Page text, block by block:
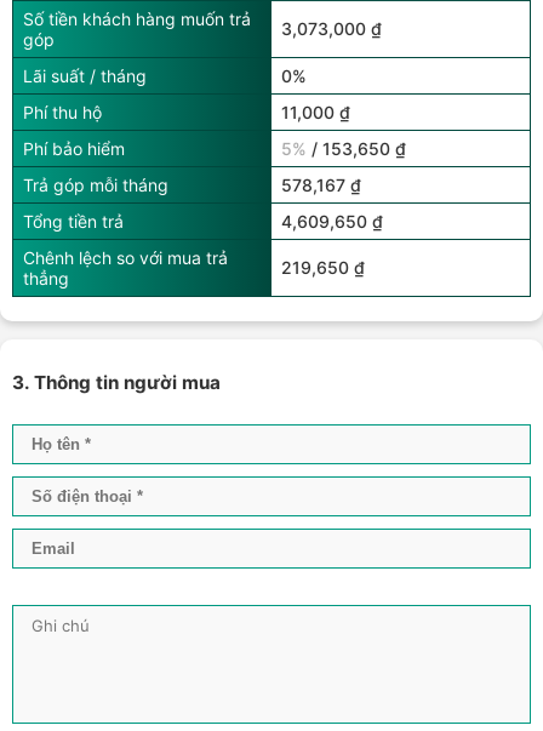
Số tiền khách hàng muốn trả
góp
3,073,000 ₫
Lãi suất / tháng
0%
Phí thu hộ
11,000 ₫
Phí bảo hiểm
5% / 153,650 ₫
Trả góp mỗi tháng
578,167 ₫
Tổng tiền trả
4,609,650 ₫
Chênh lệch so với mua trả
thẳng
219,650 ₫
3. Thông tin người mua